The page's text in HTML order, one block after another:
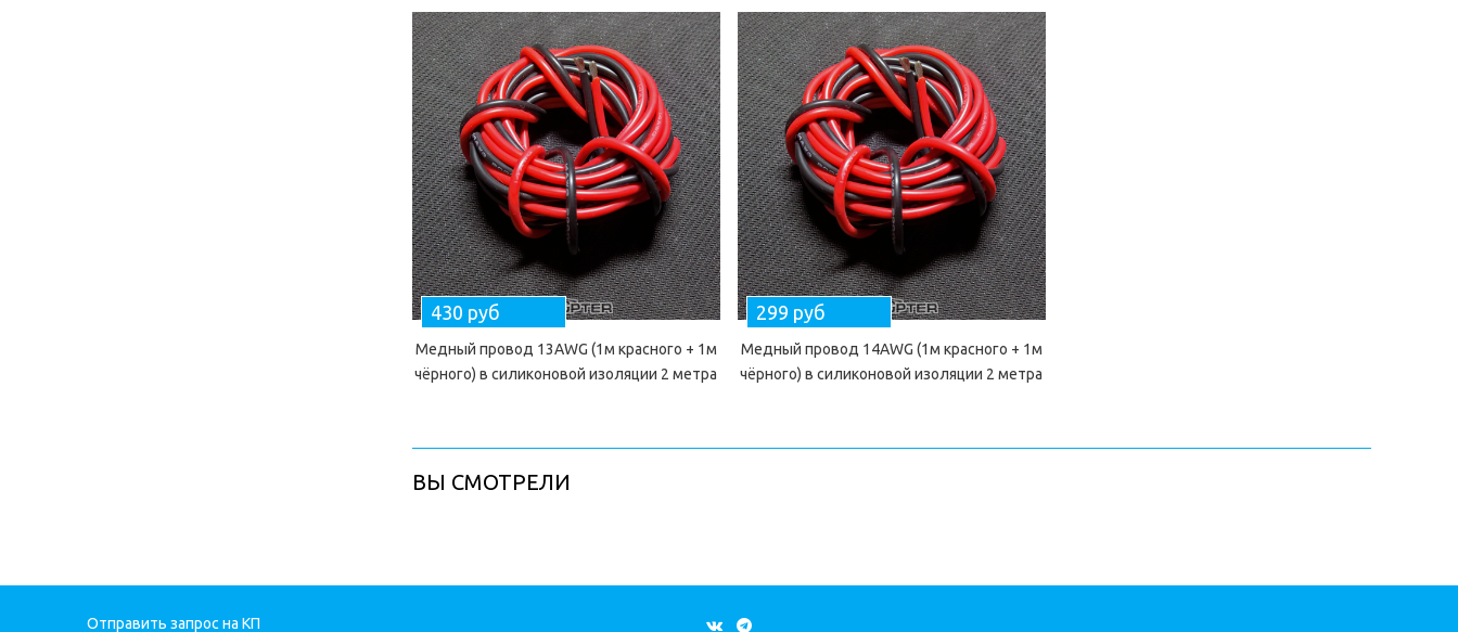
430 руб
Медный провод 13AWG (1м красного + 1м
чёрного) в силиконовой изоляции 2 метра
299 руб
Медный провод 14AWG (1м красного + 1м
чёрного) в силиконовой изоляции 2 метра
ВЫ СМОТРЕЛИ
Отправить запрос на КП